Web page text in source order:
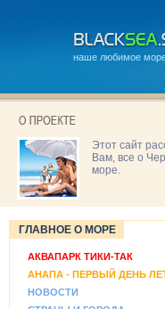
наше любимое
Этот сайт
Вам, все о
море.
ГЛАВНОЕ О МОРЕ
АКВАПАРК ТИКИ-ТАК
АНАПА - ПЕРВЫЙ ДЕНЬ
НОВОСТИ